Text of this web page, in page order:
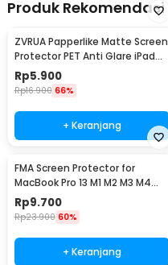
Produk Rekomendasi
ZVRUA Papperlike Matte Screen
Protector PET Anti Glare iPad
Pro 11inch
Rp5.900
Rp16.900 66%
+ Keranjang
FMA Screen Protector for
MacBook Pro 13 M1 M2 M3 M4
A1708 A1932 A2251 - FS-P13
Rp9.700
Rp23.900 60%
+ Keranjang